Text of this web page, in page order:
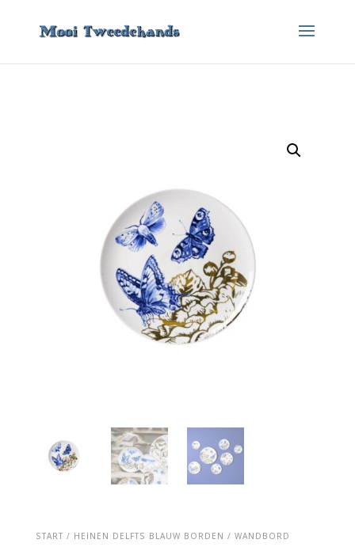
START / HEINEN DELFTS BLAUW BORDEN / WANDBORD